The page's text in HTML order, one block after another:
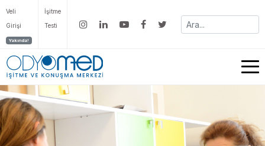
Veli
Girişi
Yakında!
İşitme
Testi